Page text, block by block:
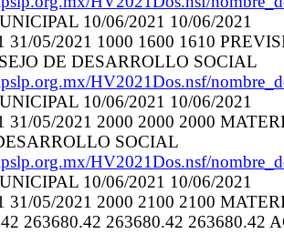
10/06/2021 10/06/2021
31/05/2021 1000 1600 1610
DE DESARROLLO SOCIAL
HV2021Dos.nsf/
10/06/2021 10/06/2021
31/05/2021 2000 2000 2000
SOCIAL
HV2021Dos.nsf/
10/06/2021 10/06/2021
31/05/2021 2000 2100 2100
263680.42 263680.42 263680.42